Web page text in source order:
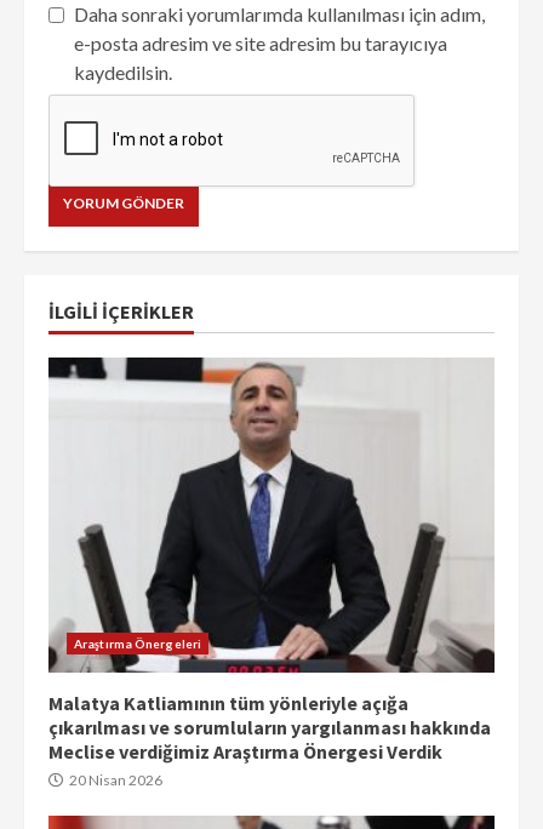
Daha sonraki yorumlarımda kullanılması için adım,
e-posta adresim ve site adresim bu tarayıcıya
kaydedilsin.
İLGILI IÇERIKLER
Araştırma Önergeleri
Malatya Katliamının tüm yönleriyle açığa
çıkarılması ve sorumluların yargılanması hakkında
Meclise verdiğimiz Araştırma Önergesi Verdik
20 Nisan 2026